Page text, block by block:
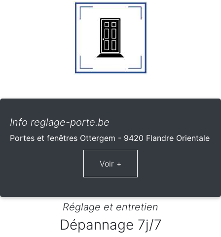
Info reglage-porte.be
Portes et fenêtres Ottergem - 9420 Flandre Orientale
Réglage et entretien
Dépannage 7j/7